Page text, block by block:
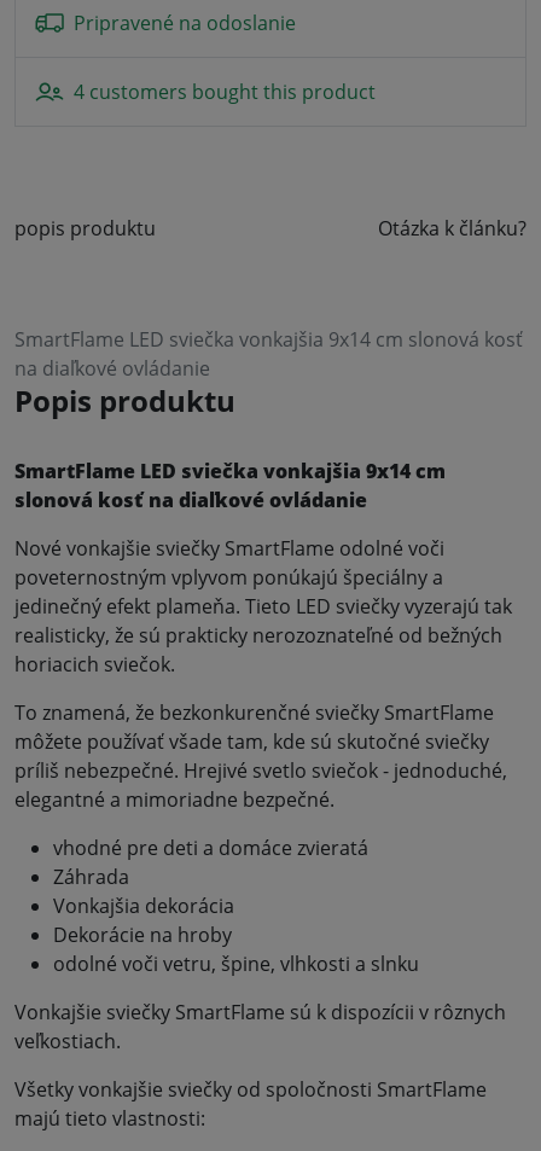
Pripravené na odoslanie
4 customers bought this product
popis produktu Otázka k článku?
SmartFlame LED sviečka vonkajšia 9x14 cm slonová kosť
na diaľkové ovládanie
Popis produktu
SmartFlame LED sviečka vonkajšia 9x14 cm
slonová kosť na diaľkové ovládanie
Nové vonkajšie sviečky SmartFlame odolné voči
poveternostným vplyvom ponúkajú špeciálny a
jedinečný efekt plameňa. Tieto LED sviečky vyzerajú tak
realisticky, že sú prakticky nerozoznateľné od bežných
horiacich sviečok.
To znamená, že bezkonkurenčné sviečky SmartFlame
môžete používať všade tam, kde sú skutočné sviečky
príliš nebezpečné. Hrejivé svetlo sviečok - jednoduché,
elegantné a mimoriadne bezpečné.
vhodné pre deti a domáce zvieratá
Záhrada
Vonkajšia dekorácia
Dekorácie na hroby
odolné voči vetru, špine, vlhkosti a slnku
Vonkajšie sviečky SmartFlame sú k dispozícii v rôznych
veľkostiach.
Všetky vonkajšie sviečky od spoločnosti SmartFlame
majú tieto vlastnosti: